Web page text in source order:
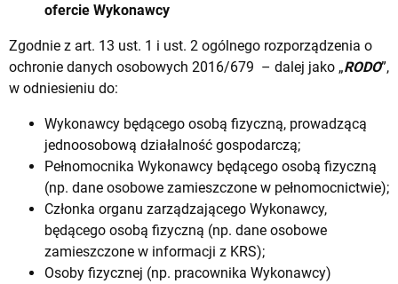
ofercie Wykonawcy
Zgodnie z art. 13 ust. 1 i ust. 2 ogólnego rozporządzenia o
ochronie danych osobowych 2016/679 – dalej jako „RODO”,
w odniesieniu do:
Wykonawcy będącego osobą fizyczną, prowadzącą
jednoosobową działalność gospodarczą;
Pełnomocnika Wykonawcy będącego osobą fizyczną
(np. dane osobowe zamieszczone w pełnomocnictwie);
Członka organu zarządzającego Wykonawcy,
będącego osobą fizyczną (np. dane osobowe
zamieszczone w informacji z KRS);
Osoby fizycznej (np. pracownika Wykonawcy)